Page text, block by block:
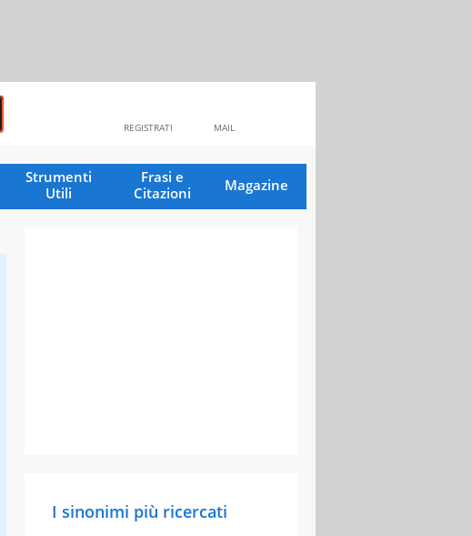
MAIL
REGISTRATI
Strumenti
Utili
Frasi e
Citazioni
Magazine
I sinonimi più ricercati